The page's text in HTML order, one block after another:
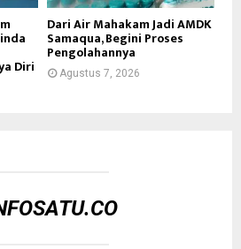
Diri
Dari Air Mahakam Jadi AMDK
Samaqua, Begini Proses
Pengolahannya
Agustus 7, 2026